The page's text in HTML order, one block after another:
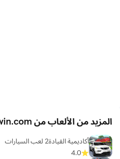
المزيد من الألعاب من Games2win.com
أكاديمية القيادة2 لعب السيارات
4.0